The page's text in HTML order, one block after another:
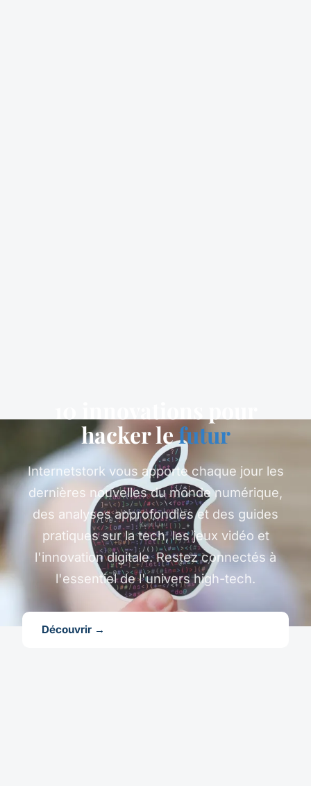
hacker lefutur
Internetstork vous apporte chaque jour les
dernières nouvelles du monde numérique,
des analyses approfondies et des guides
pratiques sur la tech, les jeux vidéo et
l'innovation digitale. Restez connectés à
l'essentiel de l'univers high-tech.
Découvrir →